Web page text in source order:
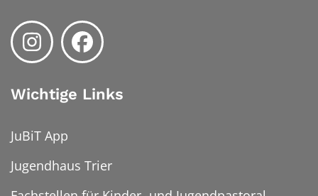
Wichtige Links
JuBiT App
Jugendhaus Trier